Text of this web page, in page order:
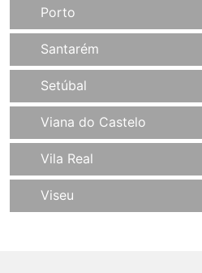
Porto
Santarém
Setúbal
Viana do Castelo
Vila Real
Viseu